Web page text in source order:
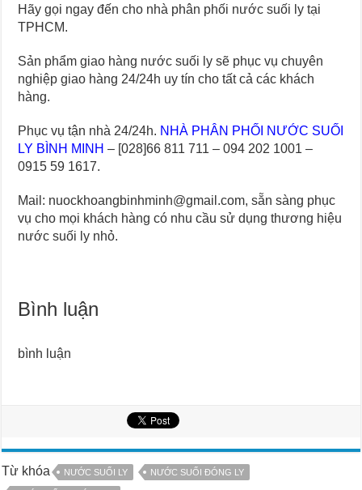
Hãy gọi ngay đến cho nhà phân phối nước suối ly tại
TPHCM.
Sản phẩm giao hàng nước suối ly sẽ phục vụ chuyên
nghiệp giao hàng 24/24h uy tín cho tất cả các khách
hàng.
Phục vụ tận nhà 24/24h. NHÀ PHÂN PHỐI NƯỚC SUỐI
LY BÌNH MINH – [028]66 811 711 – 094 202 1001 –
0915 59 1617.
Mail: nuockhoangbinhminh@gmail.com, sẵn sàng phục
vụ cho mọi khách hàng có nhu cầu sử dụng thương hiệu
nước suối ly nhỏ.
Bình luận
bình luận
Từ khóa NƯỚC SUỐI LY NƯỚC SUỐI ĐÓNG LY